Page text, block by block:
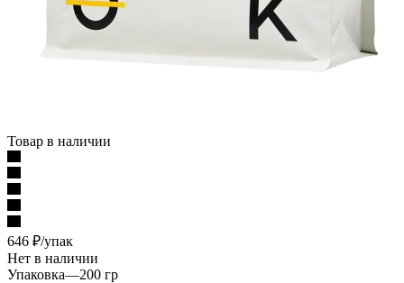
Товар в наличии
646 ₽/упак
Нет в наличии
Упаковка—200 гр